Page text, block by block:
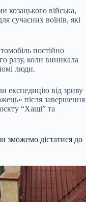
козацького війська,
сучасних воїнів, які
постійно
разу, коли виникала
люди.
експедицію від зриву
після завершення
“Хащі” та
зможемо дістатися до